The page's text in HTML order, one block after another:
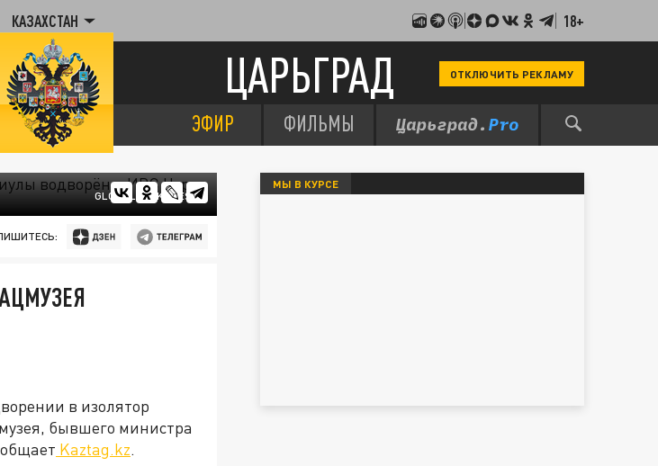
КАЗАХСТАН 18+
ЦАРЬГРАД ОТКЛЮЧИТЬ РЕКЛАМУ
ЭФИР ФИЛЬМЫ
GLOBALLOOKPRESS
в изолятор
бывшего министра
Kaztag.kz.
МЫ В КУРСЕ